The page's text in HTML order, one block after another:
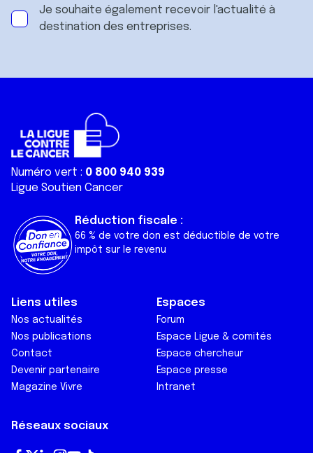
Je souhaite également recevoir l'actualité à
destination des entreprises.
Numéro vert : 0 800 940 939
Ligue Soutien Cancer
Réduction fiscale :
66 % de votre don est déductible de votre
impôt sur le revenu
Liens utiles
Nos actualités
Nos publications
Contact
Devenir partenaire
Magazine Vivre
Espaces
Forum
Espace Ligue & comités
Espace chercheur
Espace presse
Intranet
Réseaux sociaux